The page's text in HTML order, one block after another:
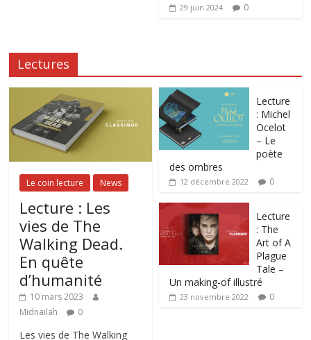
29 juin 2024 0
Lectures
Le coin lecture News
Lecture : Les
vies de The
Walking Dead.
En quête
d’humanité
10 mars 2023
Midnailah
0
Les vies de The Walking
Lecture
: Michel
Ocelot
– Le
poète
des ombres
12 décembre 2022 0
Lecture
: The
Art of A
Plague
Tale –
Un making-of illustré
23 novembre 2022 0